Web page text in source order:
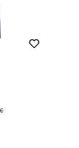
Preis: